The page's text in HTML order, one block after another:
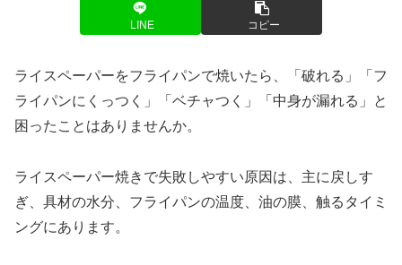
LINE コピー
ライスペーパーをフライパンで焼いたら、「破れる」「フ
ライパンにくっつく」「ベチャつく」「中身が漏れる」と
困ったことはありませんか。
ライスペーパー焼きで失敗しやすい原因は、主に戻しす
ぎ、具材の水分、フライパンの温度、油の膜、触るタイミ
ングにあります。